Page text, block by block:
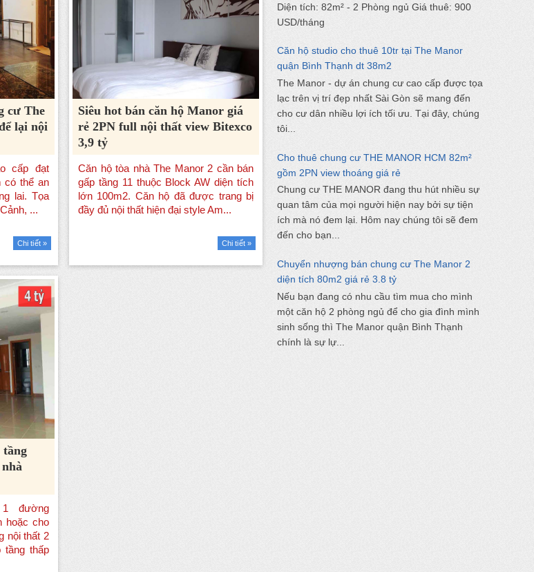
cư The
lại nội
Chi tiết »
Siêu hot bán căn hộ Manor giá
rẻ 2PN full nội thất view Bitexco
3,9 tỷ
Chi tiết »
tầng
Diện tích: 82m² - 2 Phòng ngủ Giá thuê: 900
USD/tháng
Căn hộ studio cho thuê 10tr tại The Manor
quận Bình Thạnh dt 38m2
The Manor - dự án chung cư cao cấp được tọa
lạc trên vị trí đẹp nhất Sài Gòn sẽ mang đến
cho cư dân nhiều lợi ích tối ưu. Tại đây, chúng
tôi...
Cho thuê chung cư THE MANOR HCM 82m²
gồm 2PN view thoáng giá rẻ
Chung cư THE MANOR đang thu hút nhiều sự
quan tâm của mọi người hiện nay bởi sự tiện
ích mà nó đem lại. Hôm nay chúng tôi sẽ đem
đến cho bạn...
Chuyển nhượng bán chung cư The Manor 2
diện tích 80m2 giá rẻ 3.8 tỷ
Nếu bạn đang có nhu cầu tìm mua cho mình
một căn hộ 2 phòng ngủ để cho gia đình mình
sinh sống thì The Manor quận Bình Thạnh
chính là sự lự...